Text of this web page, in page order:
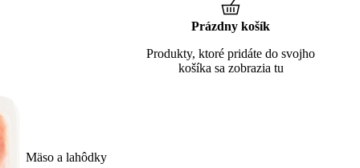
Mäso a lahôdky
Prázdny košík
Produkty, ktoré pridáte do svojho
košíka sa zobrazia tu